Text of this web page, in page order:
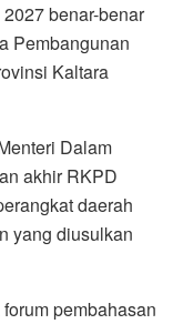
benar-benar
Pembangunan
Kaltara
Dalam
akhir RKPD
daerah
yang diusulkan
pembahasan